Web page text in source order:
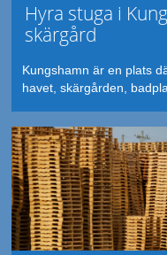
Hyra stuga i
skärgård
Kungshamn är en plats
havet, skärgården,